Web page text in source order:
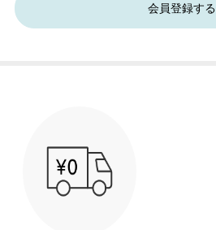
会員登録する